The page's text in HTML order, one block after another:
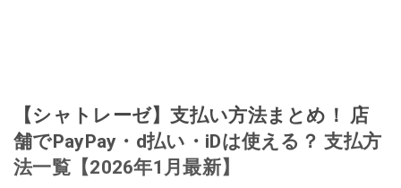
【シャトレーゼ】支払い方法まとめ！ 店
舗でPayPay・d払い・iDは使える？ 支払方
法一覧【2026年1月最新】